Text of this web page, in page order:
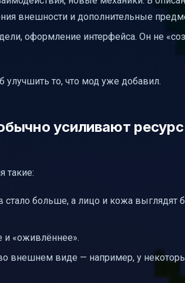
внешности и дополнительные
оформление интерфейса. Он не
улучшить то, что мод уже добавил.
усиливают
такие:
стало больше, а лицо и кожа выглядят
и «оживлённее».
внешнем виде — например, у